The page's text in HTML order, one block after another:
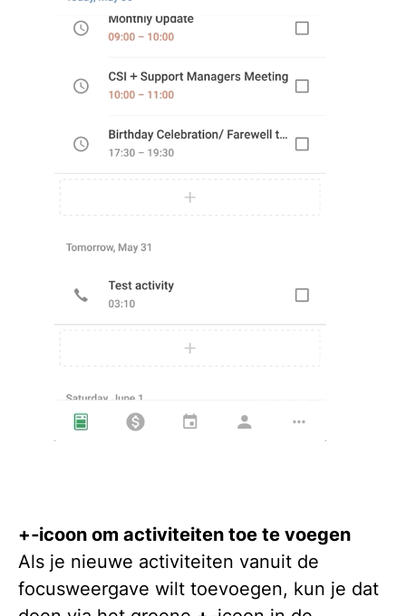
+‑icoon om activiteiten toe te voegen
Als je nieuwe activiteiten vanuit de
focusweergave wilt toevoegen, kun je dat